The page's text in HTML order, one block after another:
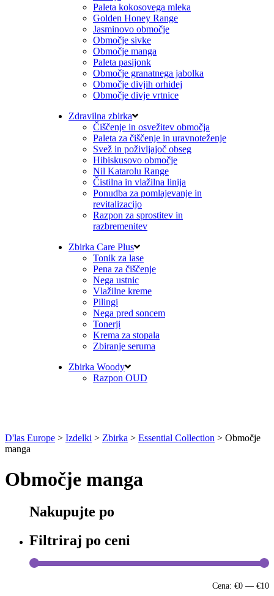
Paleta kokosovega mleka
Golden Honey Range
Jasminovo območje
Območje sivke
Območje manga
Paleta pasijonk
Območje granatnega jabolka
Območje divjih orhidej
Območje divje vrtnice
Zdravilna zbirka
Čiščenje in osvežitev območja
Paleta za čiščenje in uravnoteženje
Svež in poživljajoč obseg
Hibiskusovo območje
Nil Katarolu Range
Čistilna in vlažilna linija
Ponudba za pomlajevanje in
revitalizacijo
Razpon za sprostitev in
razbremenitev
Zbirka Care Plus
Tonik za lase
Pena za čiščenje
Nega ustnic
Vlažilne kreme
Pilingi
Nega pred soncem
Tonerji
Krema za stopala
Zbiranje seruma
Zbirka Woody
Razpon OUD
D'las Europe > Izdelki > Zbirka > Essential Collection > Območje
manga
Območje manga
Nakupujte po
Filtriraj po ceni
Cena: €0 — €10